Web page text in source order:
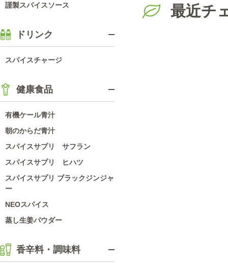
謹製スパイスソース
ドリンク
スパイスチャージ
健康食品
有機ケール青汁
朝のからだ青汁
スパイスサプリ サフラン
スパイスサプリ ヒハツ
スパイスサプリ ブラックジンジャ
ー
NEOスパイス
蒸し生姜パウダー
香辛料・調味料
最近チ